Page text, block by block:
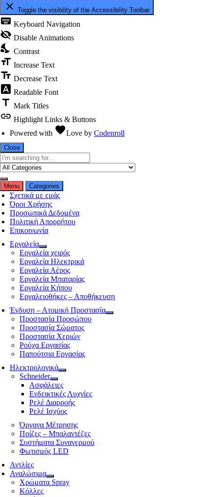
close Toggle the visibility of the Accessibility Toolbar
keyboard Keyboard Navigation
visibility_off Disable Animations
nights_stay Contrast
format_size Increase Text
text_fields Decrease Text
font_download Readable Font
title Mark Titles
link Highlight Links & Buttons
Powered with favoriteLove by Codenroll
Close
Menu Categories
Σχετικά με εμάς
Όροι Χρήσης
Προσωπικά Δεδομένα
Πολιτική Απορρήτου
Επικοινωνία
Εργαλεία
Εργαλεία χειρός
Εργαλεία Ηλεκτρικά
Εργαλεία Αέρος
Εργαλεία Μπαταρίας
Εργαλεία Κήπου
Εργαλειοθήκες – Αποθήκευση
Ένδυση – Ατομική Προστασία
Προστασία Προσώπου
Προστασία Σώματος
Προστασία Χεριών
Ρούχα Εργασίας
Παπούτσια Εργασίας
Ηλεκτρολογικά
Schneider
Ασφάλειες
Ενδεικτικές Λυχνίες
Ρελέ Διαρροής
Ρελέ Ισχύος
Όργανα Μέτρησης
Πρίζες – Μπαλαντέζες
Συστήματα Συναγερμού
Φωτισμός LED
Αντλίες
Αναλώσιμα
Χρώματα Spray
Κόλλες